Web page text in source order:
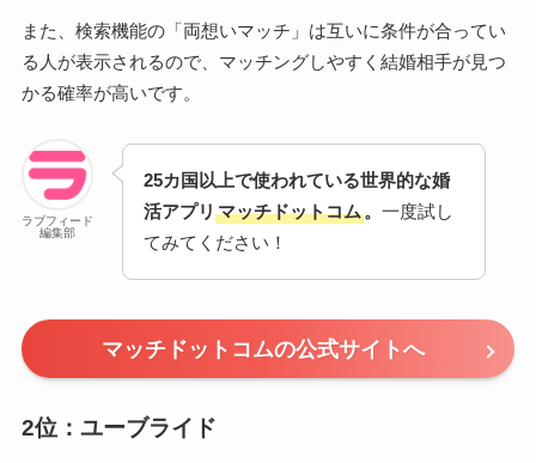
また、検索機能の「両想いマッチ」は互いに条件が合ってい
る人が表示されるので、マッチングしやすく結婚相手が見つ
かる確率が高いです。
ラブフィード
編集部
25カ国以上で使われている世界的な婚
活アプリ マッチドットコム。 一度試し
てみてください！
マッチドットコムの公式サイトへ
2位：ユーブライド